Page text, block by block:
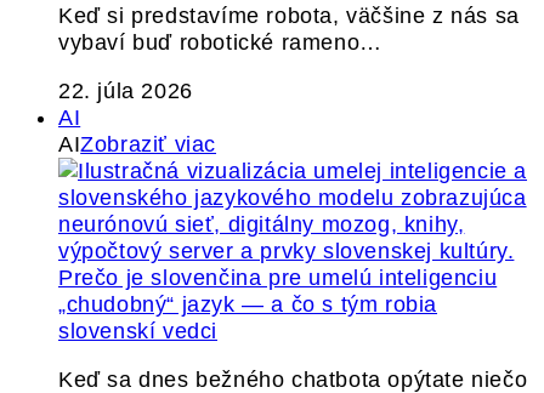
Keď si predstavíme robota, väčšine z nás sa
vybaví buď robotické rameno…
22. júla 2026
AI
AIZobraziť viac
Prečo je slovenčina pre umelú inteligenciu
„chudobný“ jazyk — a čo s tým robia
slovenskí vedci
Keď sa dnes bežného chatbota opýtate niečo